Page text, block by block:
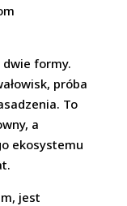
formy.
próba
To
a
ekosystemu
jest